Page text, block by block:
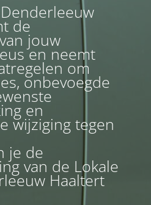
de
jouw
en neemt
om
onbevoegde
en
wijziging tegen
je de
van de Lokale
Haaltert